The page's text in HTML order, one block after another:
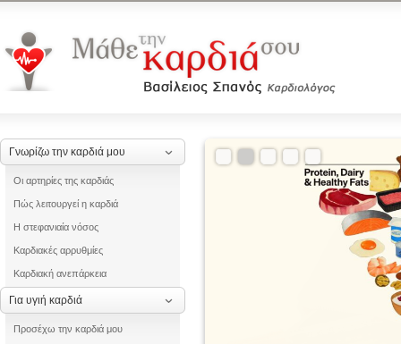
Γνωρίζω την καρδιά μου
Οι αρτηρίες της καρδιάς
Πώς λειτουργεί η καρδιά
Η στεφανιαία νόσος
Καρδιακές αρρυθμίες
Καρδιακή ανεπάρκεια
Για υγιή καρδιά
Προσέχω την καρδιά μου